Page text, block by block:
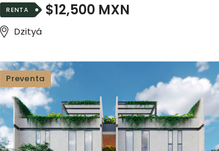
RENTA $12,500 MXN
Dzityá
Preventa